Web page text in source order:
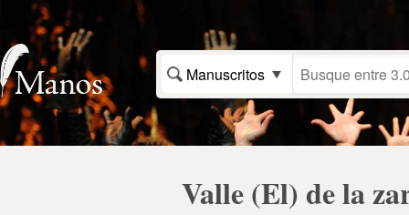
Manuscritos
Valle (El) de la